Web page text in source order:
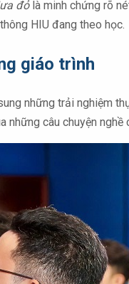
đỏlà minh chứng rõ
HIU đang theo học.
giáo trình
những trải nghiệm
những câu chuyện